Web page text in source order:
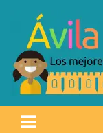
content
Ávila